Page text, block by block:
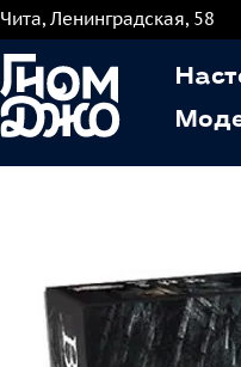
Чита, Ленинградская, 58